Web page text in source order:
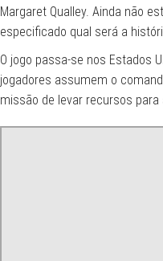
Margaret Qualley. Ainda não
especificado qual será a
O jogo passa-se nos Estados
jogadores assumem o
missão de levar recursos